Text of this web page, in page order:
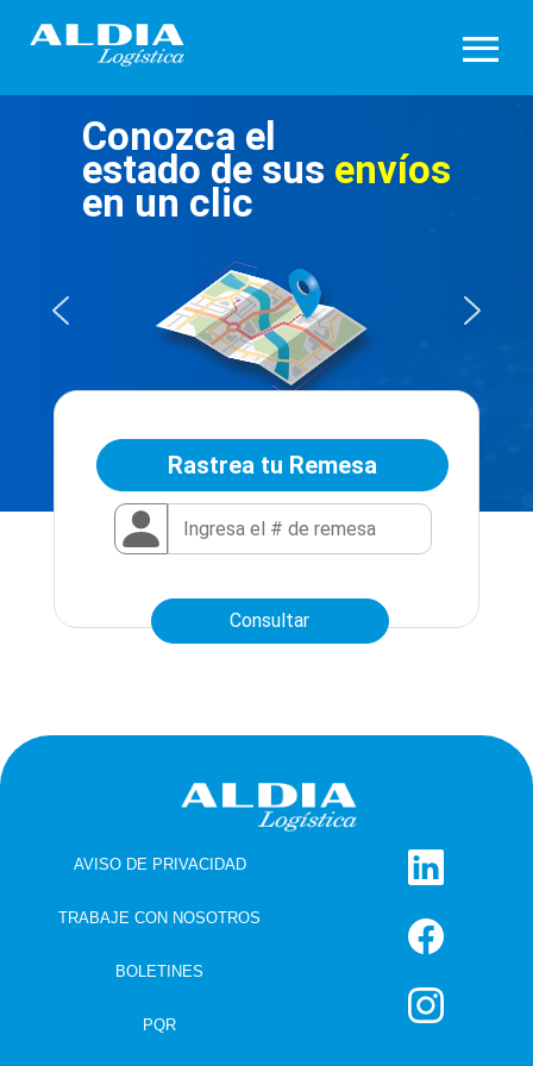
Conozca el
estado de sus envíos
en un clic
Rastrea tu Remesa
Consultar
AVISO DE PRIVACIDAD
TRABAJE CON NOSOTROS
BOLETINES
PQR